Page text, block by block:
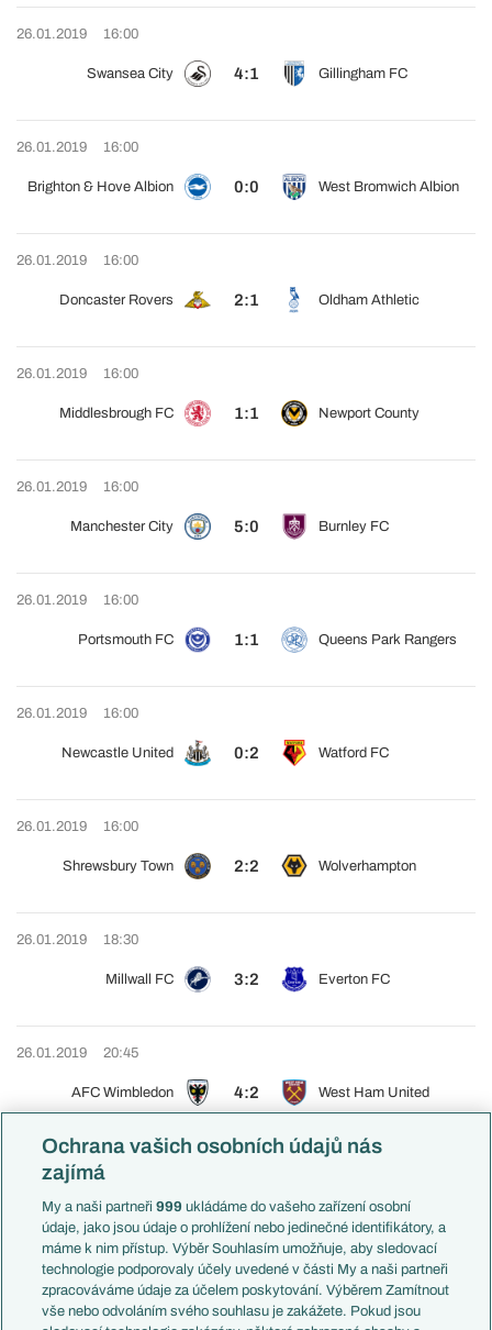
26.01.2019 16:00
Swansea City 4:1 Gillingham FC
26.01.2019 16:00
Brighton & Hove Albion 0:0 West Bromwich Albion
26.01.2019 16:00
Doncaster Rovers 2:1 Oldham Athletic
26.01.2019 16:00
Middlesbrough FC 1:1 Newport County
26.01.2019 16:00
Manchester City 5:0 Burnley FC
26.01.2019 16:00
Portsmouth FC 1:1 Queens Park Rangers
26.01.2019 16:00
Newcastle United 0:2 Watford FC
26.01.2019 16:00
Shrewsbury Town 2:2 Wolverhampton
26.01.2019 18:30
Millwall FC 3:2 Everton FC
26.01.2019 20:45
AFC Wimbledon 4:2 West Ham United
27.01.2019 17:00
Crystal Palace 2:0 Tottenham Hotspur
27.01.2019 19:00
Chelsea FC 3:0 Sheffield Wednesday
Ochrana vašich osobních údajů nás
zajímá
My a naši partneři999 ukládáme do vašeho zařízení osobní
údaje, jako jsou údaje o prohlížení nebo jedinečné identifikátory, a
máme k nim přístup. Výběr Souhlasím umožňuje, aby sledovací
technologie podporovaly účely uvedené v části My a naši partneři
zpracováváme údaje za účelem poskytování. Výběrem Zamítnout
vše nebo odvoláním svého souhlasu je zakážete. Pokud jsou